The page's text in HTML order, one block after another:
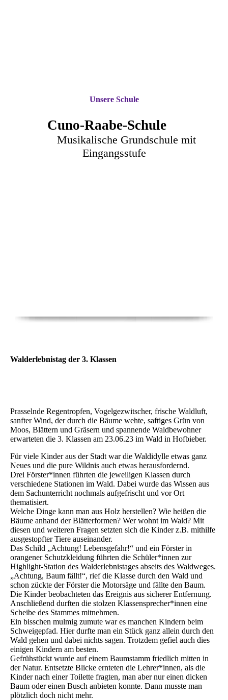
Cuno-Raabe-Schule
Musikalische Grundschule mit
Eingangsstufe
Unsere Schule
Walderlebnistag der 3. Klassen
Prasselnde Regentropfen, Vogelgezwitscher, frische Waldluft,
sanfter Wind, der durch die Bäume wehte, saftiges Grün von
Moos, Blättern und Gräsern und spannende Waldbewohner
erwarteten die 3. Klassen am 23.06.23 im Wald in Hofbieber.
Für viele Kinder aus der Stadt war die Waldidylle etwas ganz
Neues und die pure Wildnis auch etwas herausfordernd.
Drei Förster*innen führten die jeweiligen Klassen durch
verschiedene Stationen im Wald. Dabei wurde das Wissen aus
dem Sachunterricht nochmals aufgefrischt und vor Ort
thematisiert.
Welche Dinge kann man aus Holz herstellen? Wie heißen die
Bäume anhand der Blätterformen? Wer wohnt im Wald? Mit
diesen und weiteren Fragen setzten sich die Kinder z.B. mithilfe
ausgestopfter Tiere auseinander.
Das Schild „Achtung! Lebensgefahr!“ und ein Förster in
orangener Schutzkleidung führten die Schüler*innen zur
Highlight-Station des Walderlebnistages abseits des Waldweges.
„Achtung, Baum fällt!“, rief die Klasse durch den Wald und
schon zückte der Förster die Motorsäge und fällte den Baum.
Die Kinder beobachteten das Ereignis aus sicherer Entfernung.
Anschließend durften die stolzen Klassensprecher*innen eine
Scheibe des Stammes mitnehmen.
Ein bisschen mulmig zumute war es manchen Kindern beim
Schweigepfad. Hier durfte man ein Stück ganz allein durch den
Wald gehen und dabei nichts sagen. Trotzdem gefiel auch dies
einigen Kindern am besten.
Gefrühstückt wurde auf einem Baumstamm friedlich mitten in
der Natur. Entsetzte Blicke ernteten die Lehrer*innen, als die
Kinder nach einer Toilette fragten, man aber nur einen dicken
Baum oder einen Busch anbieten konnte. Dann musste man
plötzlich doch nicht mehr.